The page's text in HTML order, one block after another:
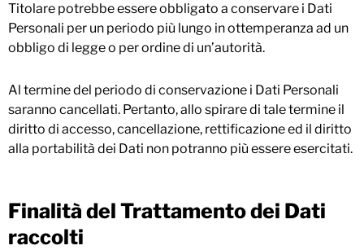
Titolare potrebbe essere obbligato a conservare i Dati
Personali per un periodo più lungo in ottemperanza ad un
obbligo di legge o per ordine di un’autorità.
Al termine del periodo di conservazione i Dati Personali
saranno cancellati. Pertanto, allo spirare di tale termine il
diritto di accesso, cancellazione, rettificazione ed il diritto
alla portabilità dei Dati non potranno più essere esercitati.
Finalità del Trattamento dei Dati
raccolti